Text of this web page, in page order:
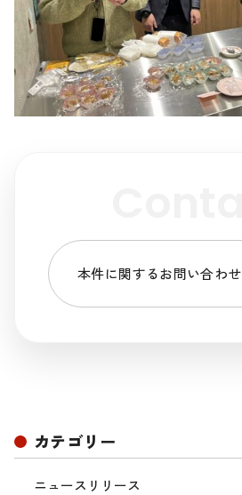
カテゴリー
ニュースリリース
本件に関するお問い合わせ